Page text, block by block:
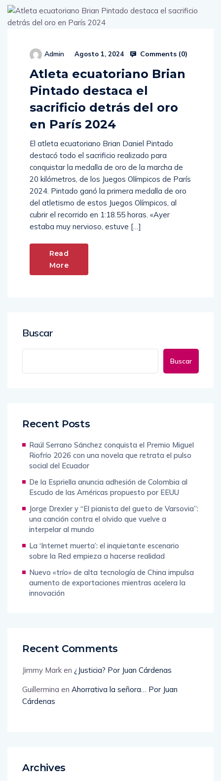
Admin Agosto 1, 2024 Comments (0)
Atleta ecuatoriano Brian
Pintado destaca el
sacrificio detrás del oro
en París 2024
El atleta ecuatoriano Brian Daniel Pintado
destacó todo el sacrificio realizado para
conquistar la medalla de oro de la marcha de
20 kilómetros, de los Juegos Olímpicos de París
2024. Pintado ganó la primera medalla de oro
del atletismo de estos Juegos Olímpicos, al
cubrir el recorrido en 1:18.55 horas. «Ayer
estaba muy nervioso, estuve […]
Read
More
Buscar
Buscar
Recent Posts
Raúl Serrano Sánchez conquista el Premio Miguel
Riofrío 2026 con una novela que retrata el pulso
social del Ecuador
De la Espriella anuncia adhesión de Colombia al
Escudo de las Américas propuesto por EEUU
Jorge Drexler y “El pianista del gueto de Varsovia”:
una canción contra el olvido que vuelve a
interpelar al mundo
La ‘Internet muerta’: el inquietante escenario
sobre la Red empieza a hacerse realidad
Nuevo «trío» de alta tecnología de China impulsa
aumento de exportaciones mientras acelera la
innovación
Recent Comments
Jimmy Mark en ¿Justicia? Por Juan Cárdenas
Guillermina en Ahorrativa la señora… Por Juan
Cárdenas
Archives